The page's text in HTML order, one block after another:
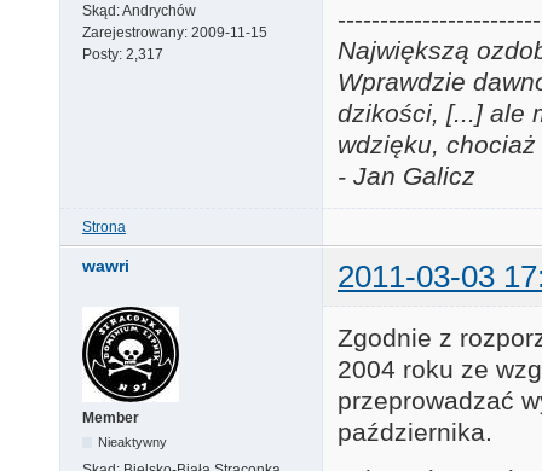
Skąd:Andrychów
Zarejestrowany: 2009-11-15
Posty: 2,317
Największą
Wprawdzie
dzikości, [...] ale
wdzięku,
- Jan Galicz
Strona
wawri 2011-03-03
Member
Nieaktywny
Zgodnie z
2004 roku ze
przeprowadzać
października.